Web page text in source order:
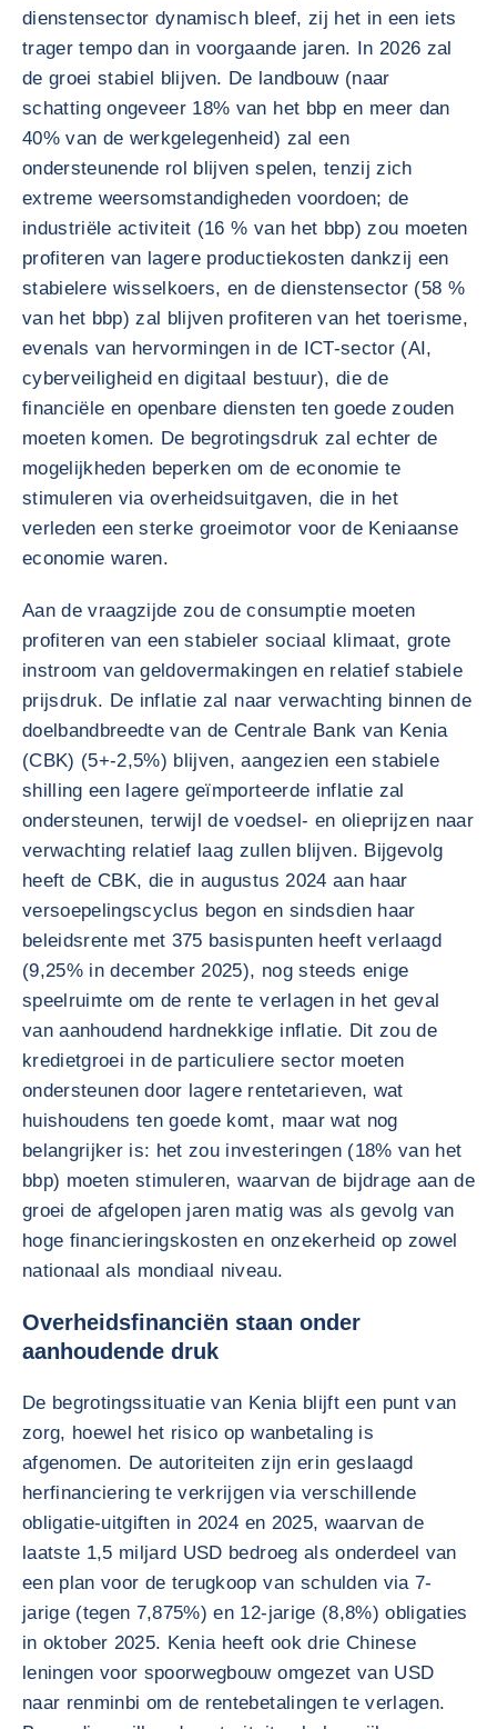
dienstensector dynamisch bleef, zij het in een iets
trager tempo dan in voorgaande jaren. In 2026 zal
de groei stabiel blijven. De landbouw (naar
schatting ongeveer 18% van het bbp en meer dan
40% van de werkgelegenheid) zal een
ondersteunende rol blijven spelen, tenzij zich
extreme weersomstandigheden voordoen; de
industriële activiteit (16 % van het bbp) zou moeten
profiteren van lagere productiekosten dankzij een
stabielere wisselkoers, en de dienstensector (58 %
van het bbp) zal blijven profiteren van het toerisme,
evenals van hervormingen in de ICT-sector (AI,
cyberveiligheid en digitaal bestuur), die de
financiële en openbare diensten ten goede zouden
moeten komen. De begrotingsdruk zal echter de
mogelijkheden beperken om de economie te
stimuleren via overheidsuitgaven, die in het
verleden een sterke groeimotor voor de Keniaanse
economie waren.
Aan de vraagzijde zou de consumptie moeten
profiteren van een stabieler sociaal klimaat, grote
instroom van geldovermakingen en relatief stabiele
prijsdruk. De inflatie zal naar verwachting binnen de
doelbandbreedte van de Centrale Bank van Kenia
(CBK) (5+-2,5%) blijven, aangezien een stabiele
shilling een lagere geïmporteerde inflatie zal
ondersteunen, terwijl de voedsel- en olieprijzen naar
verwachting relatief laag zullen blijven. Bijgevolg
heeft de CBK, die in augustus 2024 aan haar
versoepelingscyclus begon en sindsdien haar
beleidsrente met 375 basispunten heeft verlaagd
(9,25% in december 2025), nog steeds enige
speelruimte om de rente te verlagen in het geval
van aanhoudend hardnekkige inflatie. Dit zou de
kredietgroei in de particuliere sector moeten
ondersteunen door lagere rentetarieven, wat
huishoudens ten goede komt, maar wat nog
belangrijker is: het zou investeringen (18% van het
bbp) moeten stimuleren, waarvan de bijdrage aan de
groei de afgelopen jaren matig was als gevolg van
hoge financieringskosten en onzekerheid op zowel
nationaal als mondiaal niveau.
Overheidsfinanciën staan onder
aanhoudende druk
De begrotingssituatie van Kenia blijft een punt van
zorg, hoewel het risico op wanbetaling is
afgenomen. De autoriteiten zijn erin geslaagd
herfinanciering te verkrijgen via verschillende
obligatie-uitgiften in 2024 en 2025, waarvan de
laatste 1,5 miljard USD bedroeg als onderdeel van
een plan voor de terugkoop van schulden via 7-
jarige (tegen 7,875%) en 12-jarige (8,8%) obligaties
in oktober 2025. Kenia heeft ook drie Chinese
leningen voor spoorwegbouw omgezet van USD
naar renminbi om de rentebetalingen te verlagen.